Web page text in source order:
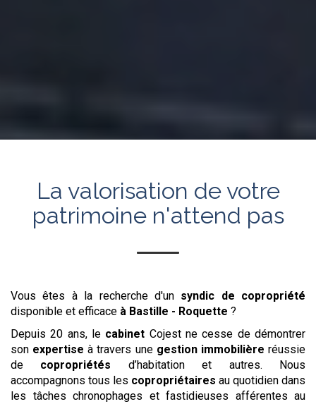
La valorisation de votre
patrimoine n'attend pas
Vous êtes à la recherche d'un syndic de copropriété
disponible et efficace à Bastille - Roquette ?
Depuis 20 ans, le cabinet Cojest ne cesse de démontrer
son expertise à travers une gestion immobilière réussie
de copropriétés d’habitation et autres. Nous
accompagnons tous les copropriétaires au quotidien dans
les tâches chronophages et fastidieuses afférentes au